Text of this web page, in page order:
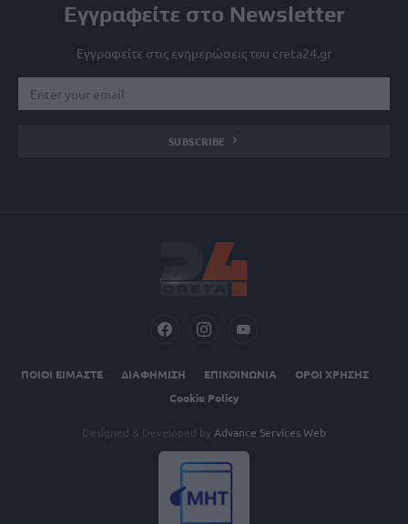
Εγγραφείτε στο Newsletter
Εγγραφείτε στις ενημερώσεις του creta24.gr
SUBSCRIBE
ΠΟΙΟΙ ΕΙΜΑΣΤΕ ΔΙΑΦΗΜΙΣΗ ΕΠΙΚΟΙΝΩΝΙΑ
ΟΡΟΙ ΧΡΗΣΗΣ
Cookie Policy
Designed & Developed by Advance Services Web